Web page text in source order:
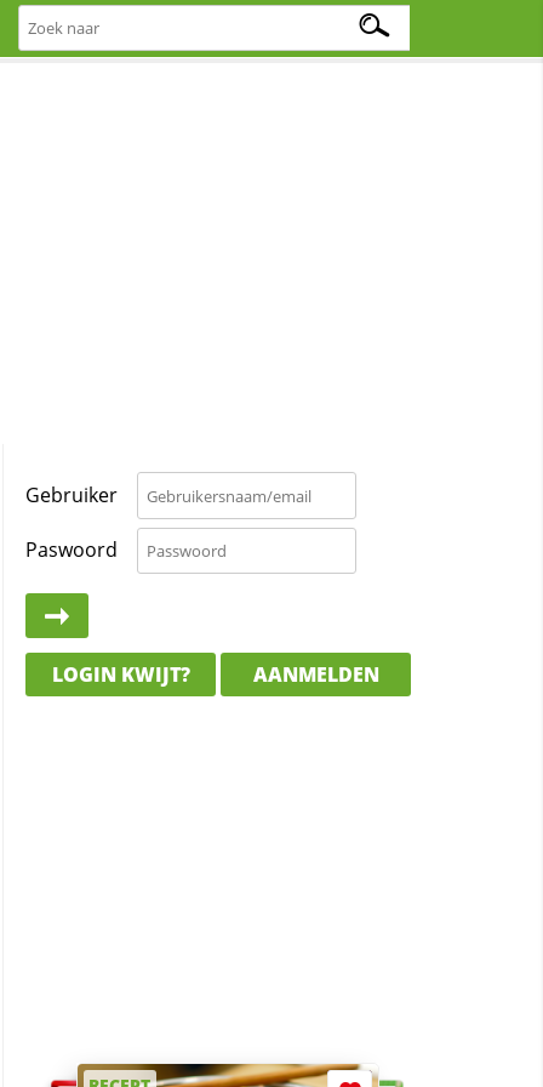
Gebruiker
Paswoord
LOGIN KWIJT? AANMELDEN